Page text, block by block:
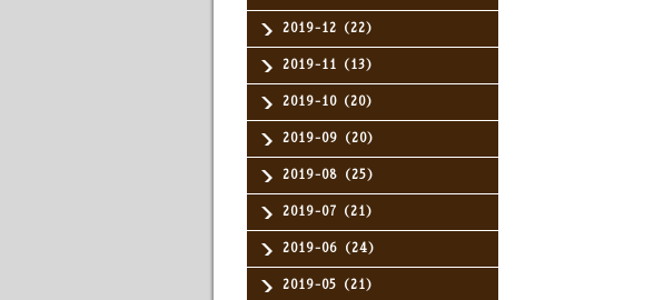
2019-12（22）
2019-11（13）
2019-10（20）
2019-09（20）
2019-08（25）
2019-07（21）
2019-06（24）
2019-05（21）